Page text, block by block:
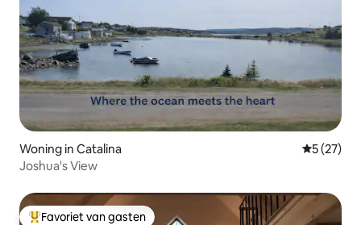
Woning in Catalina
5 (27)
Joshua's View
Favoriet van gasten